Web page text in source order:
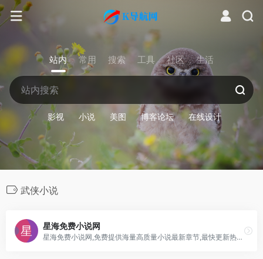
站内 常用 搜索 工具 社区 生活
影视 小说 美图 博客论坛 在线设计
武侠小说
星海免费小说网
星海免费小说网,免费提供海量高质量小说最新章节,最快更新热门网络小说,全站免费阅读,无弹窗广告,全本小说免费阅读,最好看的网络小说,尽在星海小说网。